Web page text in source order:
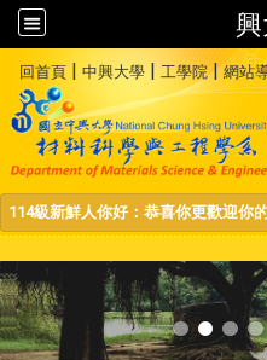
回首頁 | 中興大學 | 工學院|網站
114級新鮮人你好：恭喜你更歡迎你